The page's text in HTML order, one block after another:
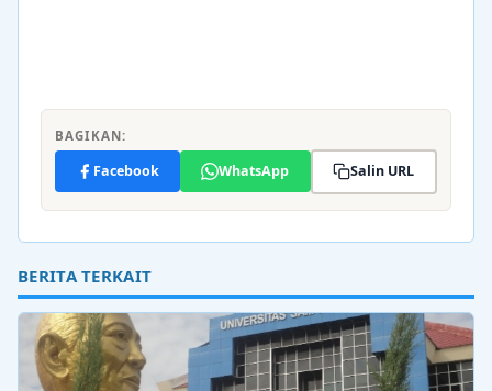
BAGIKAN:
Facebook WhatsApp Salin URL
BERITA TERKAIT